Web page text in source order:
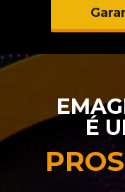
É